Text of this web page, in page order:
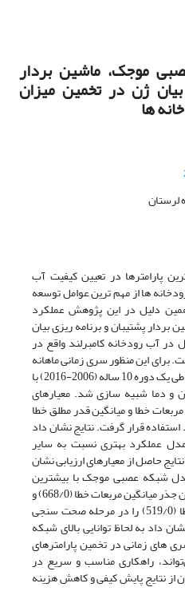
موجک، ماشین بردار
ژن در تخمین میزان
ها
لرستان
پارامترها در تعیین کیفیت آب
ها از مهم ترین عوامل توسعه
دلیل در این پژوهش عملکرد
پشتیبان و برنامه ریزی بیان
آب رودخانه کامبرلند واقع در
برای این منظور سری زمانی ماهانه
شاخص DO رودخانه کامبرلند در طی یک دوره 10 ساله (2006-2016) با
و دما شبیه سازی شد. معیارهای
خطا و میانگین قدر مطلق خطا
استفاده قرار گرفت. نتایج نشان داد
عملکرد بهتری نسبت به سایر
حاصل از معیارهای ارزیابی نشان
مدل شبکه عصبی موجک با بیشترین
ضریب همبستگی (960/0)، کمترین جذر میانگین مربعات خطا (668/0) و
نیز کمترین میانگین قدرمطلق خطا (519/0) را در مرحله صحت سنجی
داد به لحاظ توانایی بالای شبکه
زمانی در تخمین پارامترهای
راهکاری مناسب و سریع در
از نتایج پایش کیفی و کاهش هزینه